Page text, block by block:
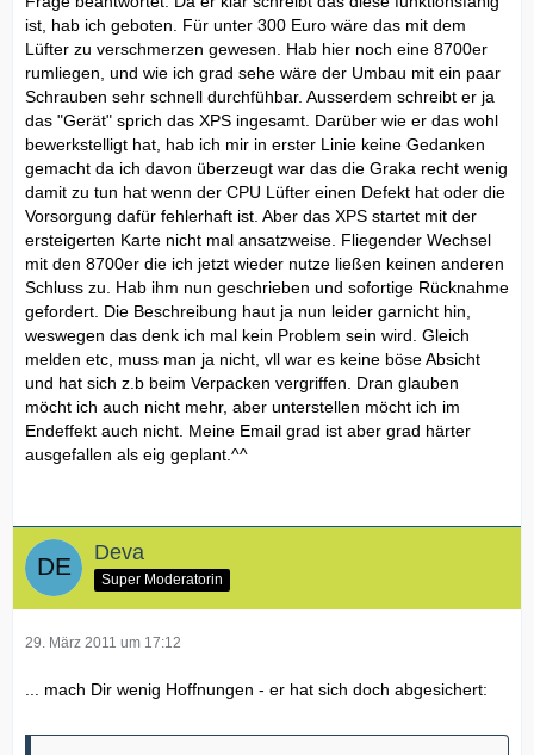
ist, hab ich geboten. Für unter 300 Euro wäre das mit dem
Lüfter zu verschmerzen gewesen. Hab hier noch eine 8700er
rumliegen, und wie ich grad sehe wäre der Umbau mit ein paar
Schrauben sehr schnell durchfühbar. Ausserdem schreibt er ja
das "Gerät" sprich das XPS ingesamt. Darüber wie er das wohl
bewerkstelligt hat, hab ich mir in erster Linie keine Gedanken
gemacht da ich davon überzeugt war das die Graka recht wenig
damit zu tun hat wenn der CPU Lüfter einen Defekt hat oder die
Vorsorgung dafür fehlerhaft ist. Aber das XPS startet mit der
ersteigerten Karte nicht mal ansatzweise. Fliegender Wechsel
mit den 8700er die ich jetzt wieder nutze ließen keinen anderen
Schluss zu. Hab ihm nun geschrieben und sofortige Rücknahme
gefordert. Die Beschreibung haut ja nun leider garnicht hin,
weswegen das denk ich mal kein Problem sein wird. Gleich
melden etc, muss man ja nicht, vll war es keine böse Absicht
und hat sich z.b beim Verpacken vergriffen. Dran glauben
möcht ich auch nicht mehr, aber unterstellen möcht ich im
Endeffekt auch nicht. Meine Email grad ist aber grad härter
ausgefallen als eig geplant.^^
Deva
Super Moderatorin
29. März 2011 um 17:12
... mach Dir wenig Hoffnungen - er hat sich doch abgesichert: